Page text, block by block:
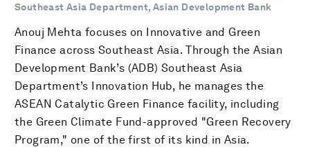
Southeast Asia Department, Asian Development Bank
Anouj Mehta focuses on Innovative and Green
Finance across Southeast Asia. Through the Asian
Development Bank’s (ADB) Southeast Asia
Department’s Innovation Hub, he manages the
ASEAN Catalytic Green Finance facility, including
the Green Climate Fund-approved "Green Recovery
Program," one of the first of its kind in Asia.